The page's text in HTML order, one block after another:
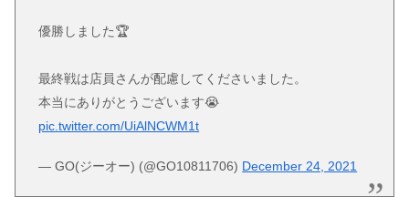
優勝しました🏆
最終戦は店員さんが配慮してくださいました。
本当にありがとうございます😭
pic.twitter.com/UiAlNCWM1t
— GO(ジーオー) (@GO10811706) December 24, 2021